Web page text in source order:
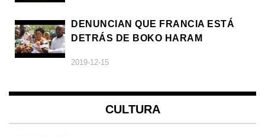
DENUNCIAN QUE FRANCIA ESTÁ
DETRÁS DE BOKO HARAM
2019-12-15
CULTURA